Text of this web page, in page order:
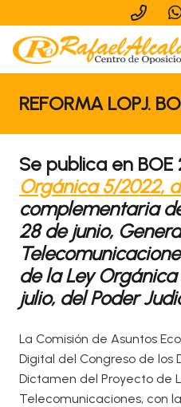
REFORMA LOPJ.
Se publica en BOE
Orgánica 5/2022,
complementaria
28 de junio,
de la Ley Orgánica
julio, del Poder
La Comisión de Asuntos
Digital del Congreso de los
Dictamen del Proyecto de
Telecomunicaciones, con